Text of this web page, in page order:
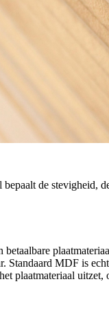
bepaalt de stevigheid,
Standaard MDF is
plaatmateriaal